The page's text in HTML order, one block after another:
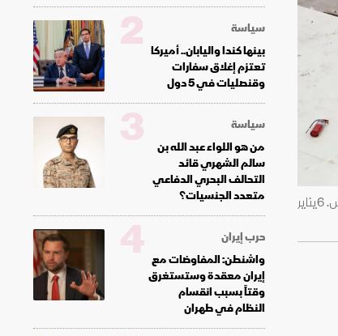
جانب من محاولات شرطة الكابيتول في واشنطن صد عملية اقتحام عدد من مؤيدي الرئيس الاميركي دونالد ترمب لمبنى الكونجرس. 6يناير
سياسة
بينها كندا واليابان.. أميركا
تعتزم إغلاق سفارات
وقنصليات في 5 دول
2
سياسة
من هو اللواء عبد الله بن
سالم الشهري قائد
التحالف البحري الدفاعي
متعدد الجنسيات؟
3
حرب إيران
واشنطن: المفاوضات مع
إيران معقدة وستستغرق
وقتاً بسبب انقسام
النظام في طهران
4